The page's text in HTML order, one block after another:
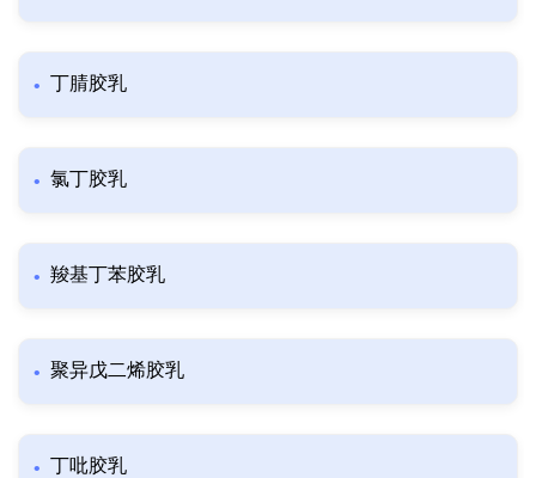
丁腈胶乳
氯丁胶乳
羧基丁苯胶乳
聚异戊二烯胶乳
丁吡胶乳